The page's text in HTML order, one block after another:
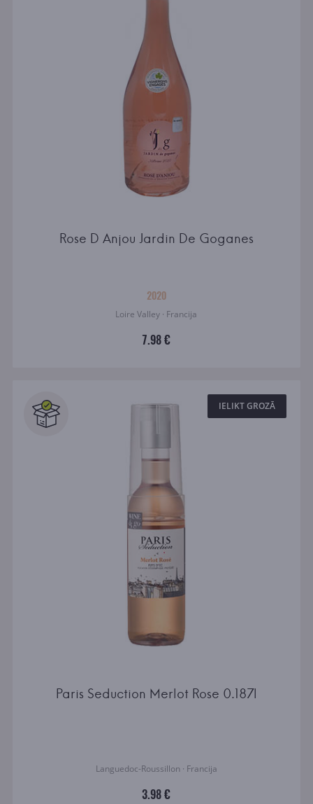
Rose D Anjou Jardin De Goganes
2020
Loire Valley · Francija
7.98 €
IELIKT GROZĀ
Paris Seduction Merlot Rose 0.187l
Languedoc-Roussillon · Francija
3.98 €